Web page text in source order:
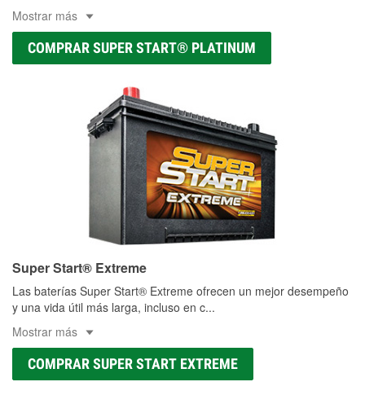
Mostrar más
COMPRAR SUPER START® PLATINUM
Super Start® Extreme
Las baterías Super Start® Extreme ofrecen un mejor desempeño
y una vida útil más larga, incluso en c...
Mostrar más
COMPRAR SUPER START EXTREME